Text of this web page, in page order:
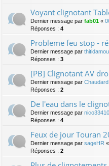
Voyant clignotant
Dernier message par fab01 «
Réponses : 4
Probleme feu stop -
Dernier message par
Réponses : 3
[PB] Clignotant AV
Dernier message par Chaudard
Réponses : 2
De l'eau dans le
Dernier message par nico33410
Réponses : 4
Feux de jour Touran
Dernier message par sageHR «
Réponses : 2